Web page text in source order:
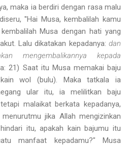
maka ia berdiri dengan rasa malu
''Hai Musa, kembalilah kamu
Musa dengan hati yang
Lalu dikatakan kepadanya: dan
mengembalikannya kepada
21) Saat itu Musa memakai baju
wol (bulu). Maka tatkala ia
ular itu, ia melilitkan baju
malaikat berkata kepadanya,
jika Allah mengizinkan
itu, apakah kain bajumu itu
manfaat kepadamu?" Musa